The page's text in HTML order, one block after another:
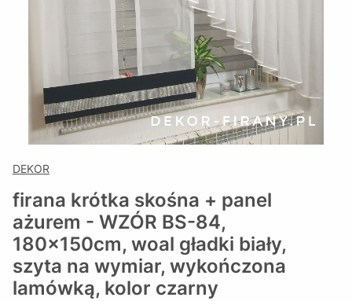
DEKOR
firana krótka skośna + panel
ażurem - WZÓR BS-84,
180x150cm, woal gładki biały,
szyta na wymiar, wykończona
lamówką, kolor czarny